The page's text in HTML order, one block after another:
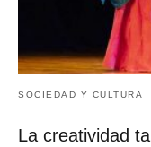
SOCIEDAD Y CULTURA
La creatividad